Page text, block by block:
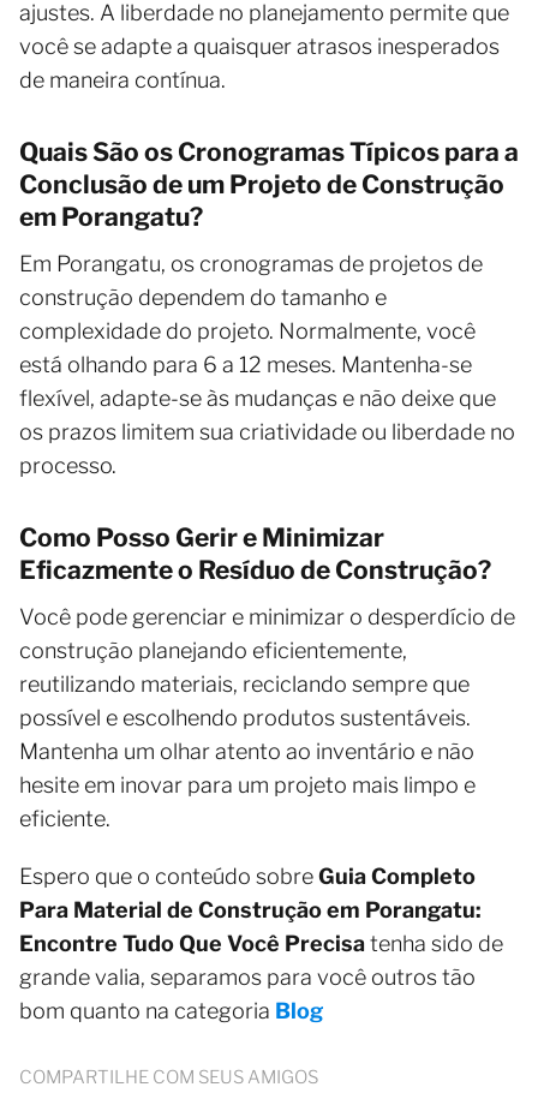
ajustes. A liberdade no planejamento permite que
você se adapte a quaisquer atrasos inesperados
de maneira contínua.
Quais São os Cronogramas Típicos para a
Conclusão de um Projeto de Construção
em Porangatu?
Em Porangatu, os cronogramas de projetos de
construção dependem do tamanho e
complexidade do projeto. Normalmente, você
está olhando para 6 a 12 meses. Mantenha-se
flexível, adapte-se às mudanças e não deixe que
os prazos limitem sua criatividade ou liberdade no
processo.
Como Posso Gerir e Minimizar
Eficazmente o Resíduo de Construção?
Você pode gerenciar e minimizar o desperdício de
construção planejando eficientemente,
reutilizando materiais, reciclando sempre que
possível e escolhendo produtos sustentáveis.
Mantenha um olhar atento ao inventário e não
hesite em inovar para um projeto mais limpo e
eficiente.
Espero que o conteúdo sobreGuia Completo
Para Material de Construção em Porangatu:
Encontre Tudo Que Você Precisatenha sido de
grande valia, separamos para você outros tão
bom quanto na categoria Blog
COMPARTILHE COM SEUS AMIGOS